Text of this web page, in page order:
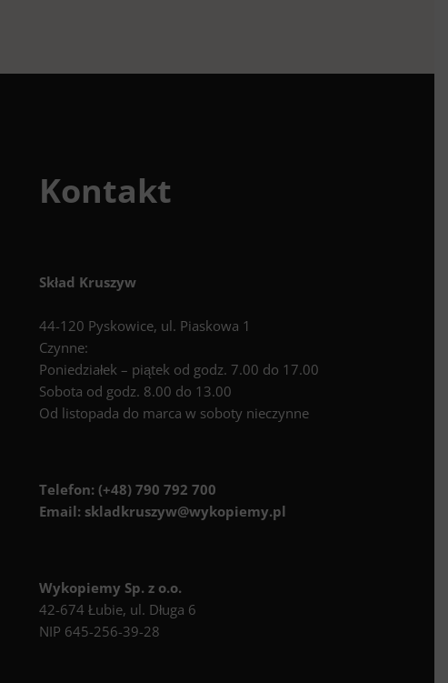
Kontakt
Skład Kruszyw
44-120 Pyskowice, ul. Piaskowa 1
Czynne:
Poniedziałek – piątek od godz. 7.00 do 17.00
Sobota od godz. 8.00 do 13.00
Od listopada do marca w soboty nieczynne
Telefon: (+48) 790 792 700
Email: skladkruszyw@wykopiemy.pl
Wykopiemy Sp. z o.o.
42-674 Łubie, ul. Długa 6
NIP 645-256-39-28